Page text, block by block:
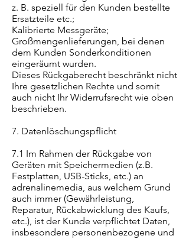
z. B. speziell für den Kunden bestellte
Ersatzteile etc.;
Kalibrierte Messgeräte;
Großmengenlieferungen, bei denen
dem Kunden Sonderkonditionen
eingeräumt wurden.
Dieses Rückgaberecht beschränkt nicht
Ihre gesetzlichen Rechte und somit
auch nicht Ihr Widerrufsrecht wie oben
beschrieben.
7. Datenlöschungspflicht
7.1 Im Rahmen der Rückgabe von
Geräten mit Speichermedien (z.B.
Festplatten, USB-Sticks, etc.) an
adrenalinemedia, aus welchem Grund
auch immer (Gewährleistung,
Reparatur, Rückabwicklung des Kaufs,
etc.), ist der Kunde verpflichtet Daten,
insbesondere personenbezogene und